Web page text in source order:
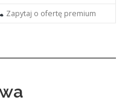
Zapytaj o ofertę premium